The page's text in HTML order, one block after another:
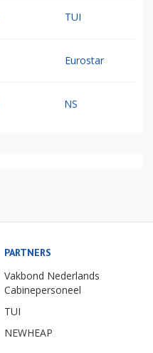
TUI
Eurostar
NS
PARTNERS
Vakbond Nederlands
Cabinepersoneel
TUI
NEWHEAP